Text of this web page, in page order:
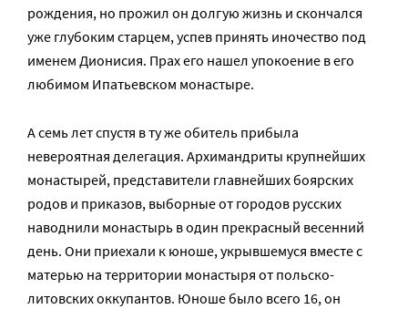
рождения, но прожил он долгую жизнь и скончался
уже глубоким старцем, успев принять иночество под
именем Дионисия. Прах его нашел упокоение в его
любимом Ипатьевском монастыре.
А семь лет спустя в ту же обитель прибыла
невероятная делегация. Архимандриты крупнейших
монастырей, представители главнейших боярских
родов и приказов, выборные от городов русских
наводнили монастырь в один прекрасный весенний
день. Они приехали к юноше, укрывшемуся вместе с
матерью на территории монастыря от польско-
литовских оккупантов. Юноше было всего 16, он